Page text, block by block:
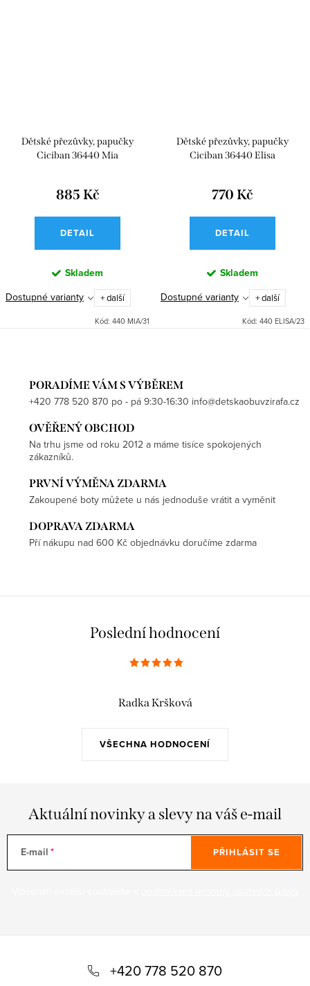
Dětské přezůvky, papučky
Ciciban 36440 Mia
885 Kč
DETAIL
Skladem
Dostupné varianty + další
Kód: 440 MIA/31
Dětské přezůvky, papučky
Ciciban 36440 Elisa
770 Kč
DETAIL
Skladem
Dostupné varianty + další
Kód: 440 ELISA/23
PORADÍME VÁM S VÝBĚREM
+420 778 520 870 po - pá 9:30-16:30 info@detskaobuvzirafa.cz
OVĚŘENÝ OBCHOD
Na trhu jsme od roku 2012 a máme tisíce spokojených
zákazníků.
PRVNÍ VÝMĚNA ZDARMA
Zakoupené boty můžete u nás jednoduše vrátit a vyměnit
DOPRAVA ZDARMA
Pří nákupu nad 600 Kč objednávku doručíme zdarma
Poslední hodnocení
VŠECHNA HODNOCENÍ
Radka Kršková
Aktuální novinky a slevy na váš e-mail
E-mail PŘIHLÁSIT SE
+420 778 520 870